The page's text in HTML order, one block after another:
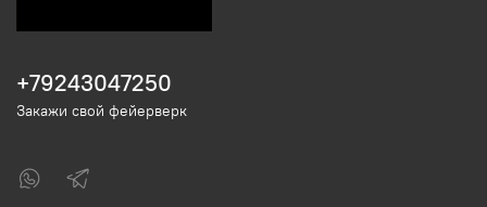
+79243047250
Закажи свой фейерверк